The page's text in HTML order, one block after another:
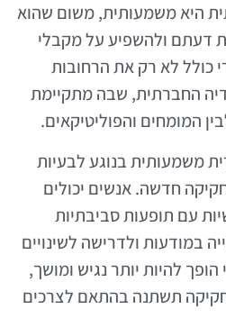
היא משמעותית, משום שהוא
דעתם ולהשפיע על מקבלי
כולל לא רק את הרחובות
החברתית, שבה מתקיימת
המומחים והפוליטיקאים.
משמעותית בנוגע לבעיות
חדשה. אנשים יכולים
עם תופעות סביבתיות
במודעות ולדרישה לשינויים
להיות יותר נגיש ומושך,
תשתנה בהתאם לצרכים